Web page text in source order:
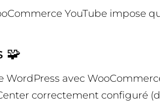
YouTube impose
🧩
avec
correctement configuré